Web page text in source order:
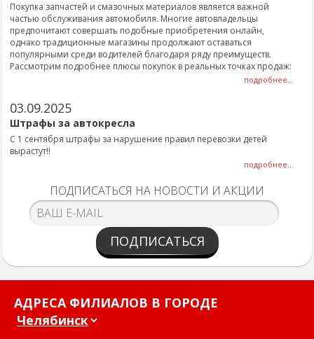
Покупка запчастей и смазочных материалов является важной
частью обслуживания автомобиля. Многие автовладельцы
предпочитают совершать подобные приобретения онлайн,
однако традиционные магазины продолжают оставаться
популярными среди водителей благодаря ряду преимуществ.
Рассмотрим подробнее плюсы покупок в реальных точках продаж:
подробнее...
03.09.2025
Штрафы за автокресла
С 1 сентября штрафы за нарушение правил перевозки детей
вырастут!!
подробнее...
ПОДПИСАТЬСЯ НА НОВОСТИ И АКЦИИ
ПОДПИСАТЬСЯ
АДРЕСА ФИЛИАЛОВ В ГОРОДЕ